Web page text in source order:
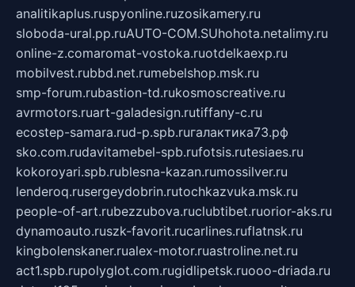
analitikaplus.ruspyonline.ruzosikamery.ru
sloboda-ural.pp.ruAUTO-COM.SUhohota.netalimy.ru
online-z.comaromat-vostoka.ruotdelkaexp.ru
mobilvest.rubbd.net.rumebelshop.msk.ru
smp-forum.rubastion-td.rukosmoscreative.ru
avrmotors.ruart-galadesign.rutiffany-c.ru
ecostep-samara.rud-p.spb.ruгалактика73.рф
sko.com.rudavitamebel-spb.rufotsis.rutesiaes.ru
kokoroyari.spb.rublesna-kazan.rumossilver.ru
lenderoq.rusergeydobrin.rutochkazvuka.msk.ru
people-of-art.rubezzubova.ruclubtibet.ruorior-aks.ru
dynamoauto.ruszk-favorit.rucarlines.ruflatnsk.ru
kingbolenskaner.rualex-motor.ruastroline.net.ru
act1.spb.rupolyglot.com.rugidlipetsk.ruooo-driada.ru